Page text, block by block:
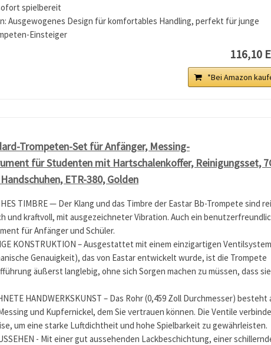
spielbereit
Ausgewogenes Design für komfortables Handling, perfekt für junge
Einsteiger
116,10
*Bei Amazon
Trompeten-Set für Anfänger, Messing-
für Studenten mit Hartschalenkoffer, Reinigungsset,
ETR-380, Golden
TIMBRE — Der Klang und das Timbre der Eastar Bb-Trompete sind
und kraftvoll, mit ausgezeichneter Vibration. Auch ein
für Anfänger und Schüler.
KONSTRUKTION – Ausgestattet mit einem einzigartigen Ventilsystem
Genauigkeit), das von Eastar entwickelt wurde, ist die Trompete
äußerst langlebig, ohne sich Sorgen machen zu müssen, dass sie
HANDWERKSKUNST – Das Rohr (0,459 Zoll Durchmesser) besteht
und Kupfernickel, dem Sie vertrauen können. Die Ventile
um eine starke Luftdichtheit und hohe Spielbarkeit zu gewährleisten.
- Mit einer gut aussehenden Lackbeschichtung, einer